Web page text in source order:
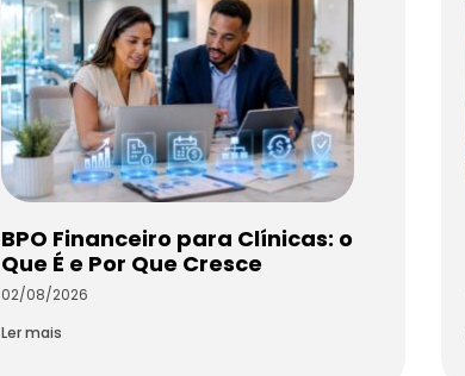
BPO Financeiro para Clínicas: o
Que É e Por Que Cresce
02/08/2026
Ler mais